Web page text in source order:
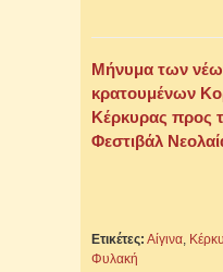
Μήνυμα των
κρατουμένων
Κέρκυρας προς
Φεστιβάλ
Ετικέτες: Αίγινα,
Φυλακή